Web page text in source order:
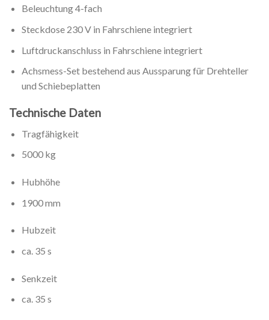
Beleuchtung 4-fach
Steckdose 230 V in Fahrschiene integriert
Luftdruckanschluss in Fahrschiene integriert
Achsmess-Set bestehend aus Aussparung für Drehteller
und Schiebeplatten
Technische Daten
Tragfähigkeit
5000 kg
Hubhöhe
1900 mm
Hubzeit
ca. 35 s
Senkzeit
ca. 35 s